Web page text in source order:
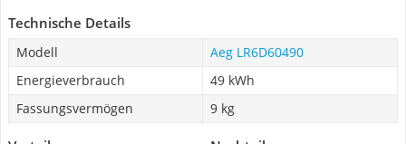
Technische Details
Modell
Aeg LR6D60490
Energieverbrauch
49 kWh
Fassungsvermögen
9 kg